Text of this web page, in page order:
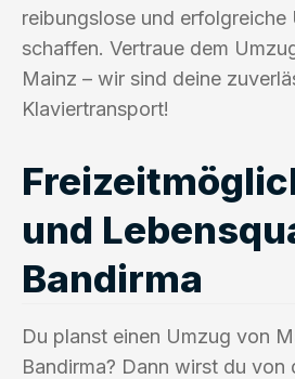
reibungslose und erfolgreiche
schaffen. Vertraue dem
Mainz – wir sind deine
Klaviertransport!
und
Bandirma
Du planst einen Umzug von
Bandirma? Dann wirst du von